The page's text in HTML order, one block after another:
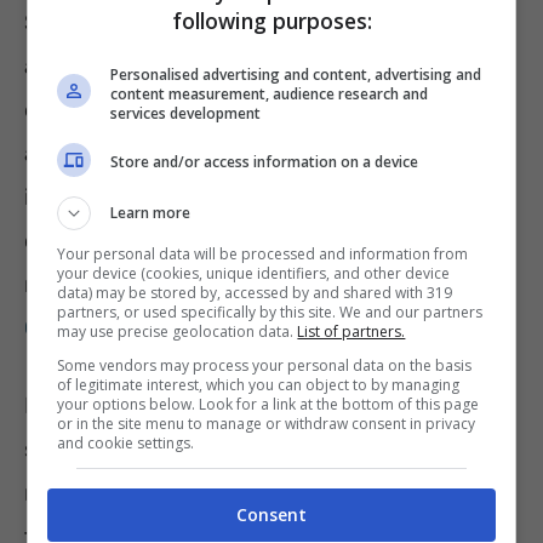
Sappiamo che assumere integratori
alimentari senza consiglio del medico può
essere rischioso. Anche se possiamo
acquistarli senza ricetta medica, gli
integratori non sono esenti da possibili effetti
collaterali. Ricordiamo ad esempio che
recentemente alcuniprodotti a base di
Curcumahanno causato problemi di salute.
Il consiglio, dunque, è quello di consultare
sempre il proprio medico oppure un
nutrizionista. E magari far controllare la
tipologia di integratore, data l’enorme varietà
following purposes:
Personalised advertising and content, advertising and
content measurement, audience research and
services development
Store and/or access information on a device
Learn more
Your personal data will be processed and information from
your device (cookies, unique identifiers, and other device
data) may be stored by, accessed by and shared with 319
partners, or used specifically by this site. We and our partners
may use precise geolocation data. List of partners.
Some vendors may process your personal data on the basis
of legitimate interest, which you can object to by managing
your options below. Look for a link at the bottom of this page
or in the site menu to manage or withdraw consent in privacy
and cookie settings.
Consent